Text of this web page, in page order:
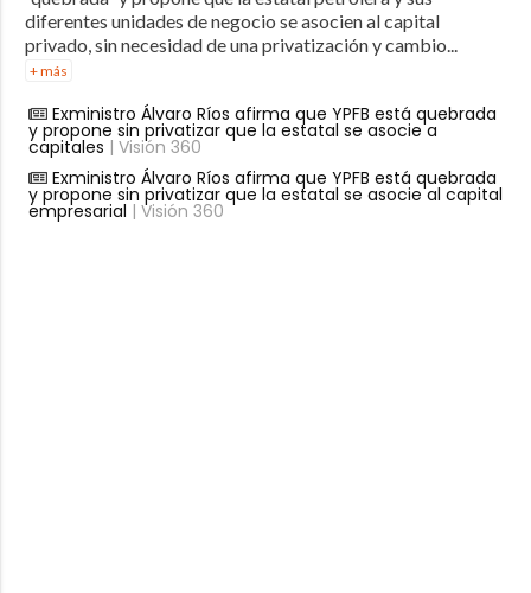
diferentes unidades de negocio se asocien al capital
privado, sin necesidad de una privatización y cambio...
+ más
Exministro Álvaro Ríos afirma que YPFB está quebrada
y propone sin privatizar que la estatal se asocie a
capitales | Visión 360
Exministro Álvaro Ríos afirma que YPFB está quebrada
y propone sin privatizar que la estatal se asocie al capital
empresarial | Visión 360